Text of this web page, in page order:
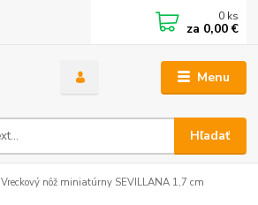
Menu
Hľadať
0 ks
za 0,00 €
Vreckový nôž miniatúrny SEVILLANA 1,7 cm